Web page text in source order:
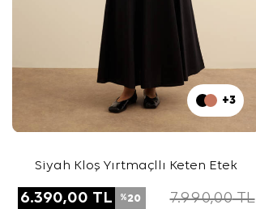
+3
Siyah Kloş Yırtmaçllı Keten Etek
6.390,00 TL %20 7.990,00TL